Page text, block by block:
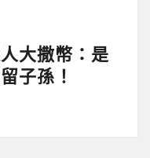
大撒幣：是
子孫！